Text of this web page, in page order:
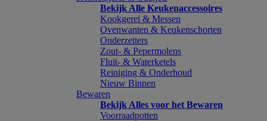
Bekijk Alle Keukenaccessoires
Kookgerei & Messen
Ovenwanten & Keukenschorten
Onderzetters
Zout- & Pepermolens
Fluit- & Waterketels
Reiniging & Onderhoud
Nieuw Binnen
Bewaren
Bekijk Alles voor het Bewaren
Voorraadpotten